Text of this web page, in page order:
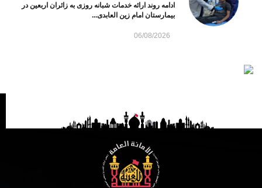
ادامه روند ارائه خدمات شبانه روزی به زائران اربعین در
بیمارستان امام زین العابدی...
06/08/2026